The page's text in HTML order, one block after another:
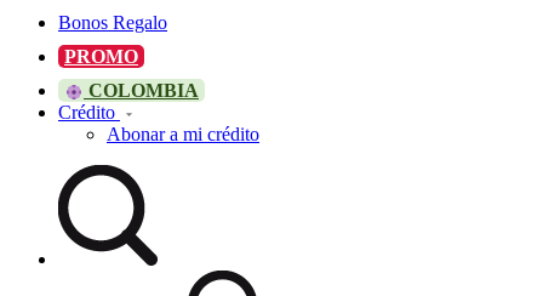
Bonos Regalo
PROMO
COLOMBIA
Crédito
Abonar a mi crédito